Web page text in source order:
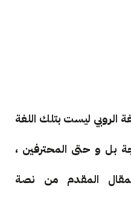
الروبي ليست بتلك اللغة
بل و حتى المحترفين ،
المقدم من نصة